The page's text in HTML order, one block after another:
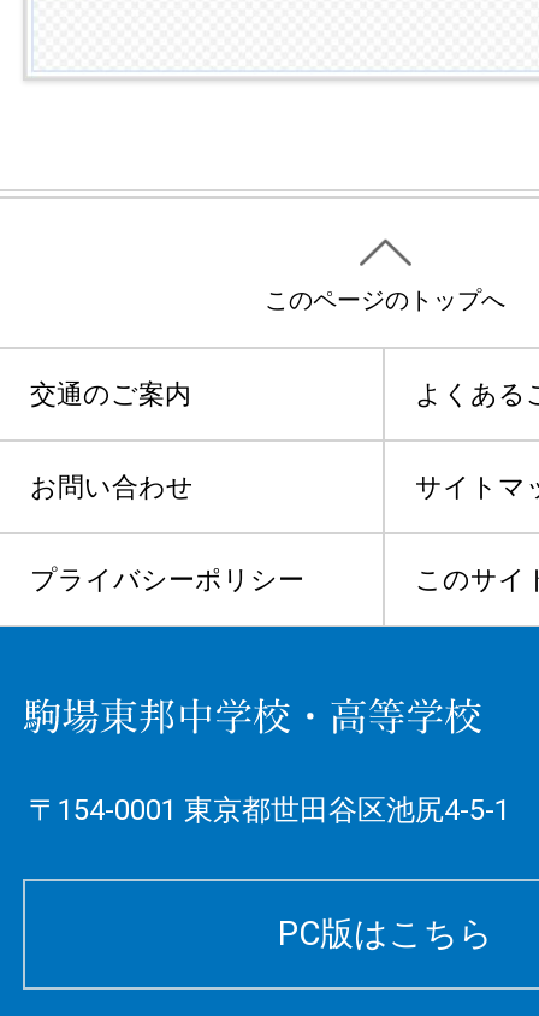
このページのトップへ
交通のご案内 よくある
お問い合わせ サイトマ
プライバシーポリシー このサイ
〒154-0001 東京都世田谷区池尻4-5-1
PC版はこちら